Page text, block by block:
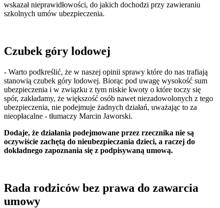
wskazał nieprawidłowości, do jakich dochodzi przy zawieraniu
szkolnych umów ubezpieczenia.
Czubek góry lodowej
- Warto podkreślić, że w naszej opinii sprawy które do nas trafiają
stanowią czubek góry lodowej. Biorąc pod uwagę wysokość sum
ubezpieczenia i w związku z tym niskie kwoty o które toczy się
spór, zakładamy, że większość osób nawet niezadowolonych z tego
ubezpieczenia, nie podejmuje żadnych działań, uważając to za
nieopłacalne - tłumaczy Marcin Jaworski.
Dodaje, że działania podejmowane przez rzecznika nie są
oczywiście zachętą do nieubezpieczania dzieci, a raczej do
dokładnego zapoznania się z podpisywaną umową.
Rada rodziców bez prawa do zawarcia
umowy